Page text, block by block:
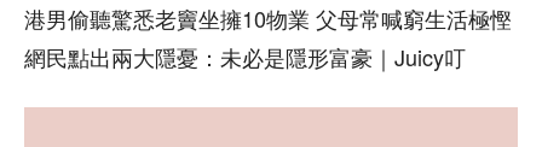
港男偷聽驚悉老竇坐擁10物業 父母常喊窮生活極慳
網民點出兩大隱憂：未必是隱形富豪｜Juicy叮